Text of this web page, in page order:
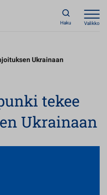
Haku Valikko
Ukrainaan
tekee
Ukrainaan